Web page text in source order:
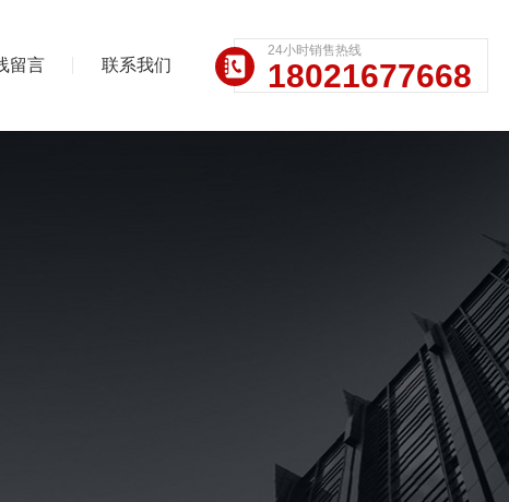
留言 联系我们
24小时销售热线
18021677668